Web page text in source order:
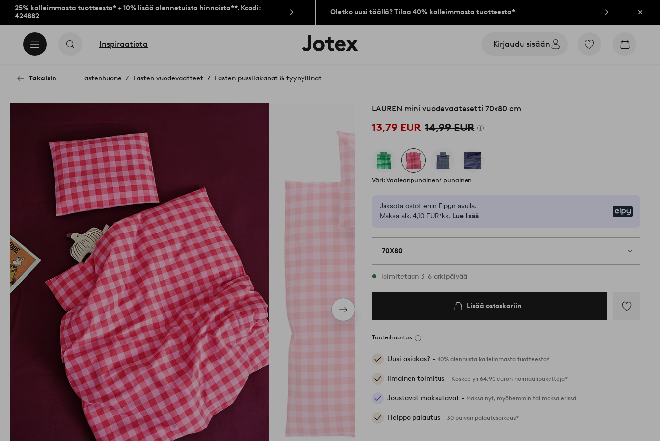
25% kalleimmasta tuotteesta* + 10% lisää alennetuista hinnoista**. Koodi:
424882
Oletko uusi täällä? Tilaa 40% kalleimmasta tuotteesta* Sulje
Inspiraatiota
Jotex-
logo
aloitussivulle
Kirjaudu sisään
Siirry
Siirry
Takaisin Lastenhuone Lasten vuodevaatteet Lasten pussilakanat & tyynyliinat
Seuraava
tuote
LAUREN mini vuodevaatesetti 70x80 cm
13,79 EUR 14,99 EUR
Väri: Vaaleanpunainen/ punainen
Jaksota ostot eriin Elpyn avulla.
Maksa alk. 4,10 EUR/kk. Lue lisää
70X80
Varastossa
Toimitetaan 3-6 arkipäivää
Lisää ostoskoriin
Tuoteilmoitus
Uusi asiakas? -40% alennusta kalleimmasta tuotteesta*
Ilmainen toimitus - Koskee yli 64,90 euron normaalipaketteja*
Joustavat maksutavat - Maksa nyt, myöhemmin tai maksa erissä
Helppo palautus -30 päivän palautusoikeus*